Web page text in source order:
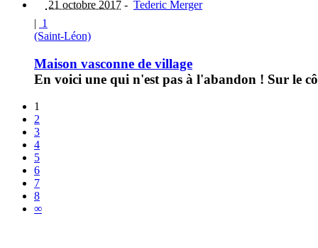
21 octobre 2017 - Tederic Merger
| 1
(Saint-Léon)
Maison vasconne de village
En voici une qui n'est pas à l'abandon ! Sur le
1
2
3
4
5
6
7
8
∞